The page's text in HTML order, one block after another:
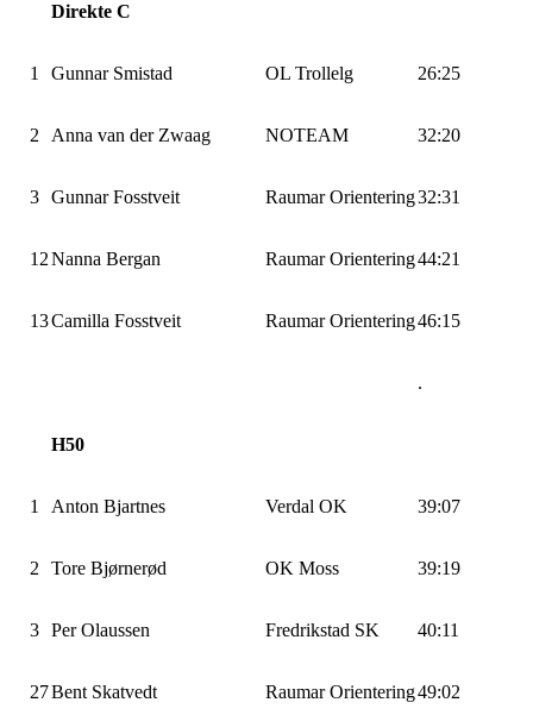
Direkte C
1 Gunnar Smistad OL Trollelg 26:25
2 Anna van der Zwaag NOTEAM 32:20
3 Gunnar Fosstveit Raumar Orientering32:31
12Nanna Bergan Raumar Orientering44:21
13Camilla Fosstveit Raumar Orientering46:15
.
H50
1 Anton Bjartnes Verdal OK 39:07
2 Tore Bjørnerød OK Moss 39:19
3 Per Olaussen Fredrikstad SK 40:11
27Bent Skatvedt Raumar Orientering49:02